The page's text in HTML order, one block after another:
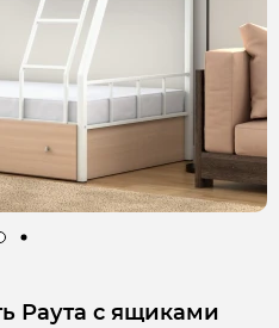
Раута с ящиками